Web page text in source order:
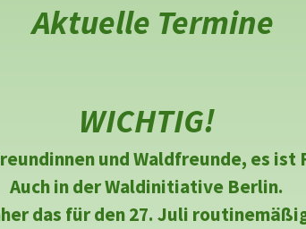
Aktuelle Termine
WICHTIG!
und Waldfreunde, es ist
Auch in der Waldinitiative Berlin.
das für den 27. Juli